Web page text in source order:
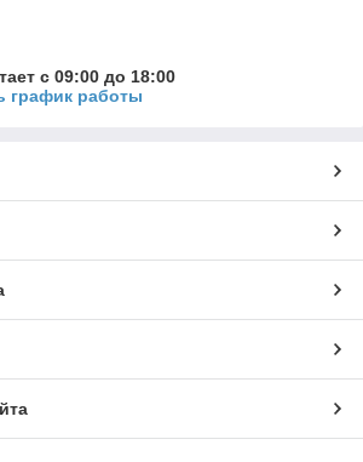
с 09:00 до 18:00
график работы